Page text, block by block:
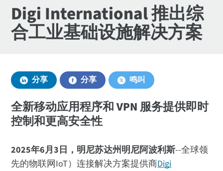
Digi International 推出综
合工业基础设施解决方案
分享 分享 鸣叫
全新移动应用程序和 VPN 服务提供即时
控制和更高安全性
2025年6月3日，明尼苏达州明尼阿波利斯--全球领
先的物联网IoT）连接解决方案提供商Digi